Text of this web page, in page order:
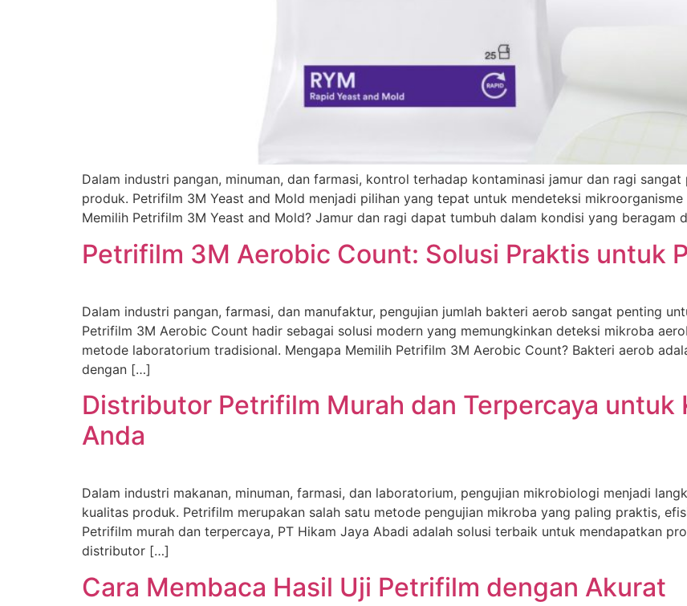
Dalam industri pangan, minuman, dan farmasi, kontrol terhadap kontaminasi jamur dan ragi
produk. Petrifilm 3M Yeast and Mold menjadi pilihan yang tepat untuk mendeteksi
Memilih Petrifilm 3M Yeast and Mold? Jamur dan ragi dapat tumbuh dalam kondisi yang beragam
Petrifilm 3M Aerobic Count: Solusi Praktis untuk
Dalam industri pangan, farmasi, dan manufaktur, pengujian jumlah bakteri aerob sangat penting
Petrifilm 3M Aerobic Count hadir sebagai solusi modern yang memungkinkan deteksi mikroba
metode laboratorium tradisional. Mengapa Memilih Petrifilm 3M Aerobic Count? Bakteri aerob
dengan […]
Distributor Petrifilm Murah dan Terpercaya untuk
Anda
Dalam industri makanan, minuman, farmasi, dan laboratorium, pengujian mikrobiologi menjadi
kualitas produk. Petrifilm merupakan salah satu metode pengujian mikroba yang paling praktis,
Petrifilm murah dan terpercaya, PT Hikam Jaya Abadi adalah solusi terbaik untuk mendapatkan
distributor […]
Cara Membaca Hasil Uji Petrifilm dengan Akurat